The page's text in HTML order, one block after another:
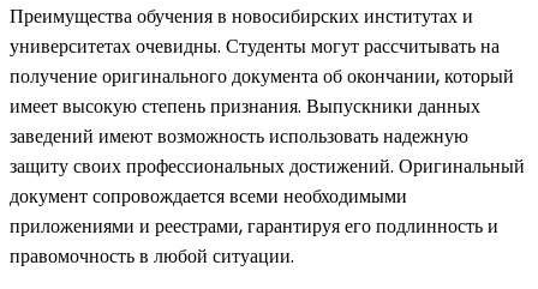
Преимущества обучения в новосибирских институтах и
университетах очевидны. Студенты могут рассчитывать на
получение оригинального документа об окончании, который
имеет высокую степень признания. Выпускники данных
заведений имеют возможность использовать надежную
защиту своих профессиональных достижений. Оригинальный
документ сопровождается всеми необходимыми
приложениями и реестрами, гарантируя его подлинность и
правомочность в любой ситуации.